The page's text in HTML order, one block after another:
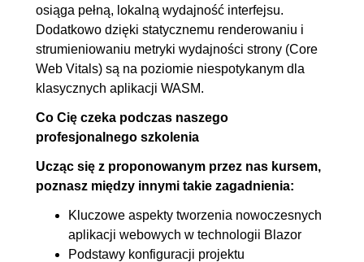
InputFile)
8. Identity 00:48:00
8.1. Autoryzacja i
uwierzytelnianie (szablon
individual authentication)
00:31:16
8.2. Integracja z TOTP (Google
Authenticator, MS
Authenticator) oraz z
providerami OAuth (social login
poprzez konto Microsoft)
osiąga pełną, lokalną wydajność interfejsu.
Dodatkowo dzięki statycznemu renderowaniu i
strumieniowaniu metryki wydajności strony (Core
Web Vitals) są na poziomie niespotykanym dla
klasycznych aplikacji WASM.
Co Cię czeka podczas naszego
profesjonalnego szkolenia
Ucząc się z proponowanym przez nas kursem,
poznasz między innymi takie zagadnienia:
Kluczowe aspekty tworzenia nowoczesnych
aplikacji webowych w technologii Blazor
Podstawy konfiguracji projektu